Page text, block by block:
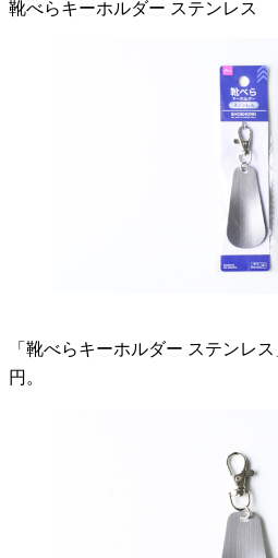
靴べらキーホルダー ステンレス
「靴べらキーホルダー ステンレ
円。